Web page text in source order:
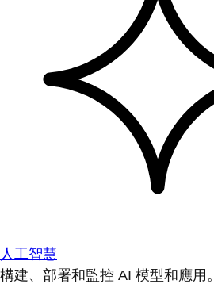
人工智慧
構建、部署和監控 AI 模型和應用。